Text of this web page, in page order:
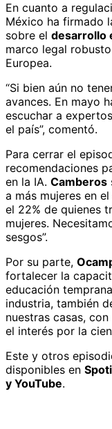
En cuanto a
México ha firmado
sobre el desarrollo
marco legal
Europea.
“Si bien aún no
avances. En mayo
escuchar a
el país”, comentó.
Para cerrar el
recomendaciones
en la IA. Camberos
a más mujeres en
el 22% de quienes
mujeres.
sesgos”.
Por su parte,
fortalecer la
educación
industria, también
nuestras casas,
el interés por la
Este y otros
disponibles en
y YouTube.